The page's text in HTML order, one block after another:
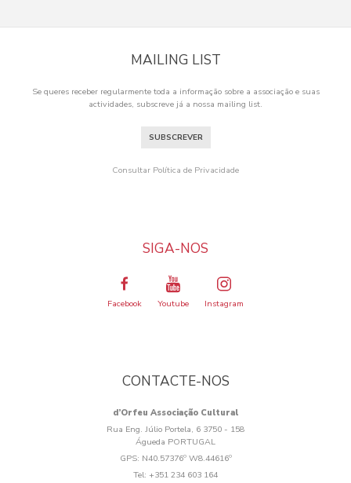
MAILING LIST
Se queres receber regularmente toda a informação sobre a associação e suas
actividades, subscreve já a nossa mailing list.
SUBSCREVER
Consultar Política de Privacidade
SIGA-NOS
Facebook Youtube Instagram
CONTACTE-NOS
d’Orfeu Associação Cultural
Rua Eng. Júlio Portela, 6 3750 - 158
Águeda PORTUGAL
GPS: N40.57376º W8.44616º
Tel: +351 234 603 164